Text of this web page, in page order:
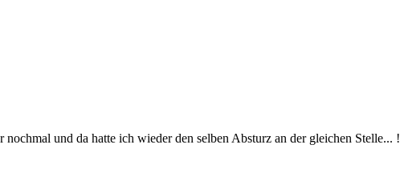
und da hatte ich wieder den selben Absturz an der gleichen Stelle... !